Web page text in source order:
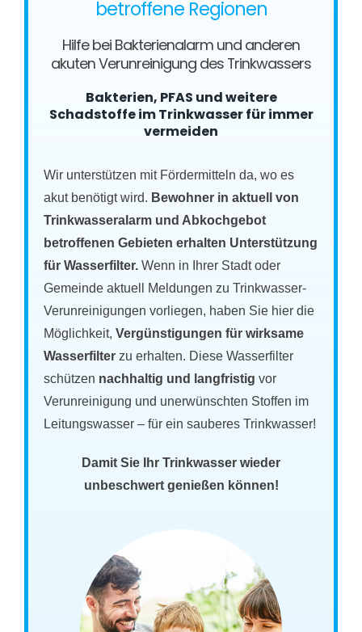
betroffene Regionen
Hilfe bei Bakterienalarm und anderen
akuten Verunreinigung des Trinkwassers
Bakterien, PFAS und weitere
Schadstoffe im Trinkwasser für immer
vermeiden
Wir unterstützen mit Fördermitteln da, wo es
akut benötigt wird. Bewohner in aktuell von
Trinkwasseralarm und Abkochgebot
betroffenen Gebieten erhalten Unterstützung
für Wasserfilter.Wenn in Ihrer Stadt oder
Gemeinde aktuell Meldungen zu Trinkwasser-
Verunreinigungen vorliegen, haben Sie hier die
Möglichkeit,Vergünstigungen für wirksame
Wasserfilterzu erhalten. Diese Wasserfilter
schützen nachhaltig und langfristig vor
Verunreinigung und unerwünschten Stoffen im
Leitungswasser – für ein sauberes Trinkwasser!
Damit Sie Ihr Trinkwasser wieder
unbeschwert genießen können!